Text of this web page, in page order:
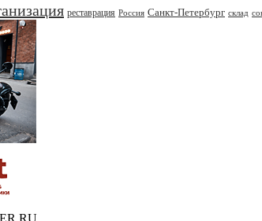
реставрация Россия Санкт-Петербург склад